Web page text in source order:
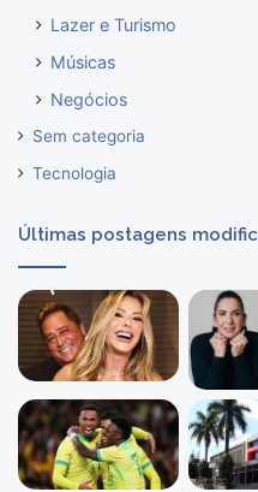
Lazer e Turismo
Músicas
Negócios
Sem categoria
Tecnologia
Últimas postagens